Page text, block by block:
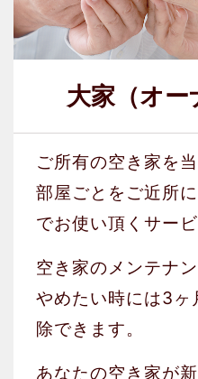
大家（オー
ご所有の空き家を
部屋ごとをご近所
でお使い頂くサービ
空き家のメンテナ
やめたい時には3ヶ
除できます。
あなたの空き家が